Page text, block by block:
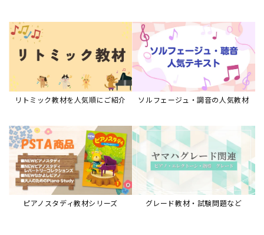
リトミック教材を人気順にご紹介 ソルフェージュ・調音の人気教材
ピアノスタディ教材シリーズ グレード教材・試験問題など